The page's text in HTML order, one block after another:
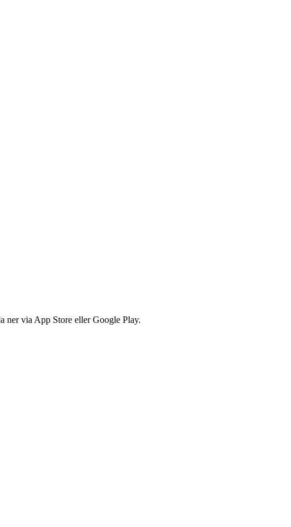
ner via App Store eller Google Play.